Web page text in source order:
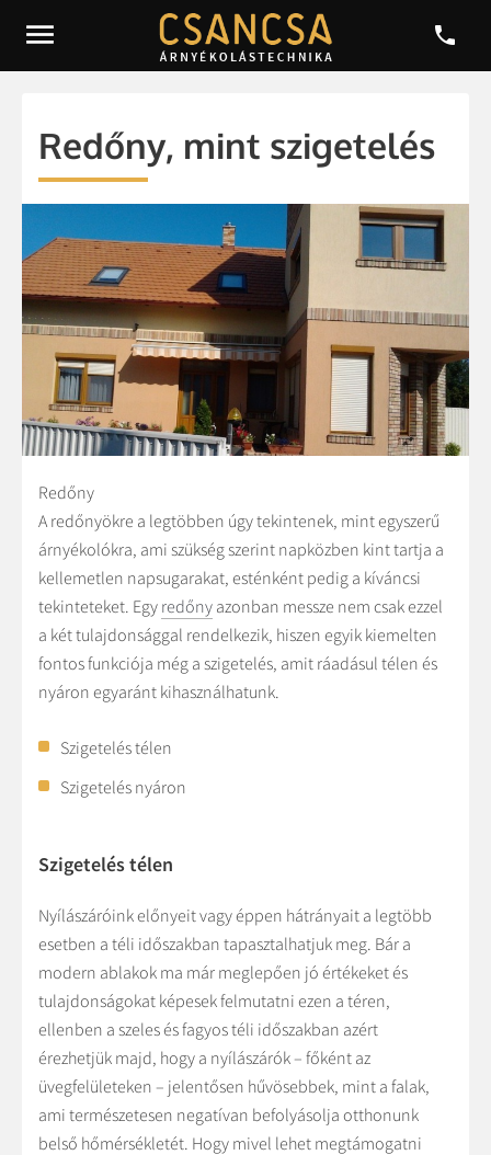
 
Redőny, mint szigetelés
Redőny
A redőnyökre a legtöbben úgy tekintenek, mint egyszerű
árnyékolókra, ami szükség szerint napközben kint tartja a
kellemetlen napsugarakat, esténként pedig a kíváncsi
tekinteteket. Egy redőny azonban messze nem csak ezzel
a két tulajdonsággal rendelkezik, hiszen egyik kiemelten
fontos funkciója még a szigetelés, amit ráadásul télen és
nyáron egyaránt kihasználhatunk.
Szigetelés télen
Szigetelés nyáron
Szigetelés télen
Nyílászáróink előnyeit vagy éppen hátrányait a legtöbb
esetben a téli időszakban tapasztalhatjuk meg. Bár a
modern ablakok ma már meglepően jó értékeket és
tulajdonságokat képesek felmutatni ezen a téren,
ellenben a szeles és fagyos téli időszakban azért
érezhetjük majd, hogy a nyílászárók – főként az
üvegfelületeken – jelentősen hűvösebbek, mint a falak,
ami természetesen negatívan befolyásolja otthonunk
belső hőmérsékletét. Hogy mivel lehet megtámogatni